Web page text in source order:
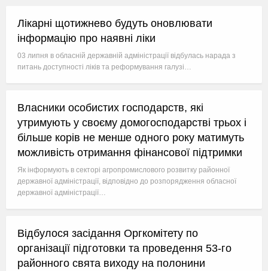
Лікарні щотижнево будуть оновлювати
інформацію про наявні ліки
03 липня в обласній державній адміністрації відбулась нарада з
питань доступності ліків та реформування галузі…
Власники особистих господарств, які
утримують у своєму домогосподарстві трьох і
більше корів не менше одного року матимуть
можливість отримання фінансової підтримки
Як інформують в секторі агропромислового розвитку районної
державної адміністрації, відповідно до розпорядження обласної
державної адміністрації…
Відбулося засідання Оргкомітету по
організації підготовки та проведення 53-го
районного свята виходу на полонини